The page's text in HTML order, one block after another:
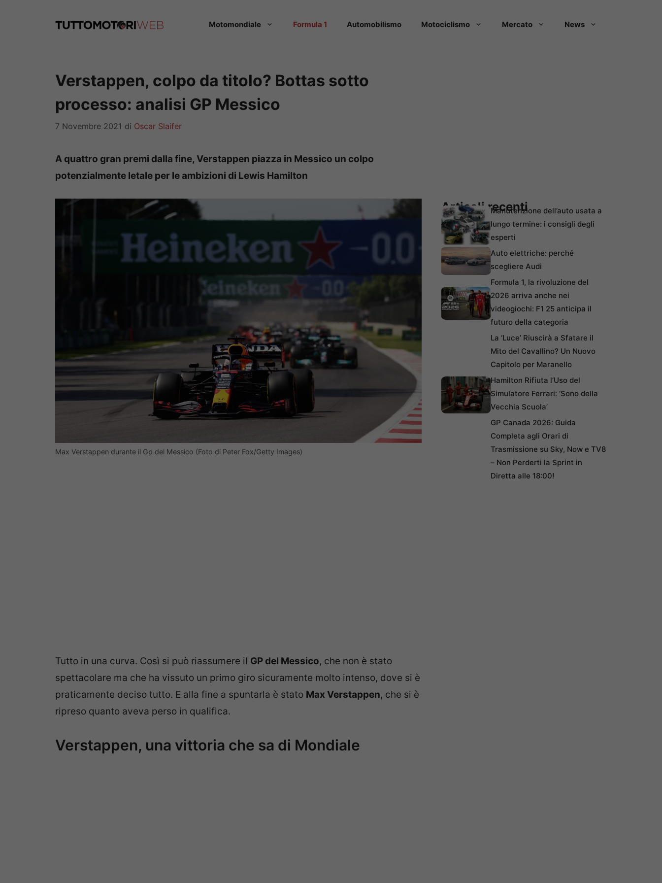
Motomondiale Formula 1 Automobilismo Motociclismo Mercato News
Verstappen, colpo da titolo? Bottas sotto
processo: analisi GP Messico
7 Novembre 2021 di Oscar Slaifer
A quattro gran premi dalla fine, Verstappen piazza in Messico un colpo
potenzialmente letale per le ambizioni di Lewis Hamilton
Max Verstappen durante il Gp del Messico (Foto di Peter Fox/Getty Images)
Tutto in una curva. Così si può riassumere il GP del Messico, che non è stato
spettacolare ma che ha vissuto un primo giro sicuramente molto intenso, dove si è
praticamente deciso tutto. E alla fine a spuntarla è stato Max Verstappen, che si è
ripreso quanto aveva perso in qualifica.
Verstappen, una vittoria che sa di Mondiale
Articoli recentiManutenzione dell’auto usata a
lungo termine: i consigli degli
esperti
Auto elettriche: perché
scegliere Audi
Formula 1, la rivoluzione del
2026 arriva anche nei
videogiochi: F1 25 anticipa il
futuro della categoria
La ‘Luce’ Riuscirà a Sfatare il
Mito del Cavallino? Un Nuovo
Capitolo per Maranello
Hamilton Rifiuta l’Uso del
Simulatore Ferrari: ‘Sono della
Vecchia Scuola’
GP Canada 2026: Guida
Completa agli Orari di
Trasmissione su Sky, Now e TV8
– Non Perderti la Sprint in
Diretta alle 18:00!